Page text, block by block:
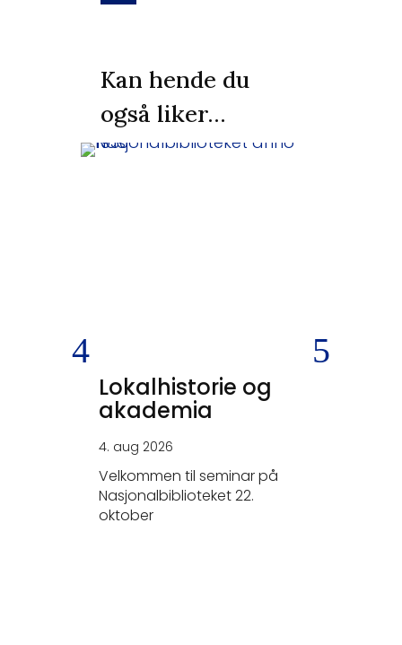
Kan hende du
også liker…
Lokalhistorie og
akademia
4. aug 2026
Velkommen til seminar på
Nasjonalbiblioteket 22.
oktober